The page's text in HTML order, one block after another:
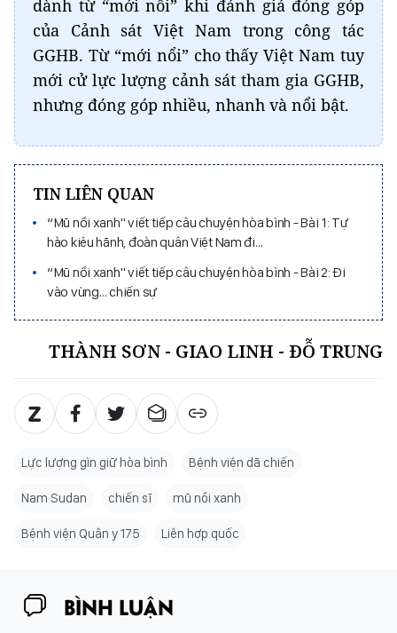
dành từ “mới nổi” khi đánh giá đóng góp
của Cảnh sát Việt Nam trong công tác
GGHB. Từ “mới nổi” cho thấy Việt Nam tuy
mới cử lực lượng cảnh sát tham gia GGHB,
nhưng đóng góp nhiều, nhanh và nổi bật.
TIN LIÊN QUAN
“Mũ nồi xanh" viết tiếp câu chuyện hòa bình - Bài 1: Tự
hào kiêu hãnh, đoàn quân Việt Nam đi…
“Mũ nồi xanh" viết tiếp câu chuyện hòa bình - Bài 2: Đi
vào vùng… chiến sự
THÀNH SƠN - GIAO LINH - ĐỖ TRUNG
Lực lượng gìn giữ hòa bình Bệnh viện dã chiến
Nam Sudan chiến sĩ mũ nồi xanh
Bệnh viện Quân y 175 Liên hợp quốc
BÌNH LUẬN